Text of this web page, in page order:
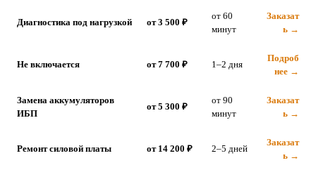
Диагностика под нагрузкой от 3 500 ₽
от 60
минут
Заказат
ь →
Не включается от 7 700 ₽ 1–2 дня
Подроб
нее →
Замена аккумуляторов
ИБП
от 5 300 ₽
от 90
минут
Заказат
ь →
Ремонт силовой платы от 14 200 ₽ 2–5 дней
Заказат
ь →